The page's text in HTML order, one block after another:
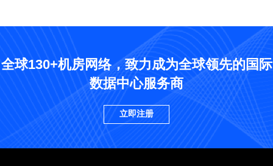
全球130+机房网络，致力成为全球领先的国际
数据中心服务商
立即注册